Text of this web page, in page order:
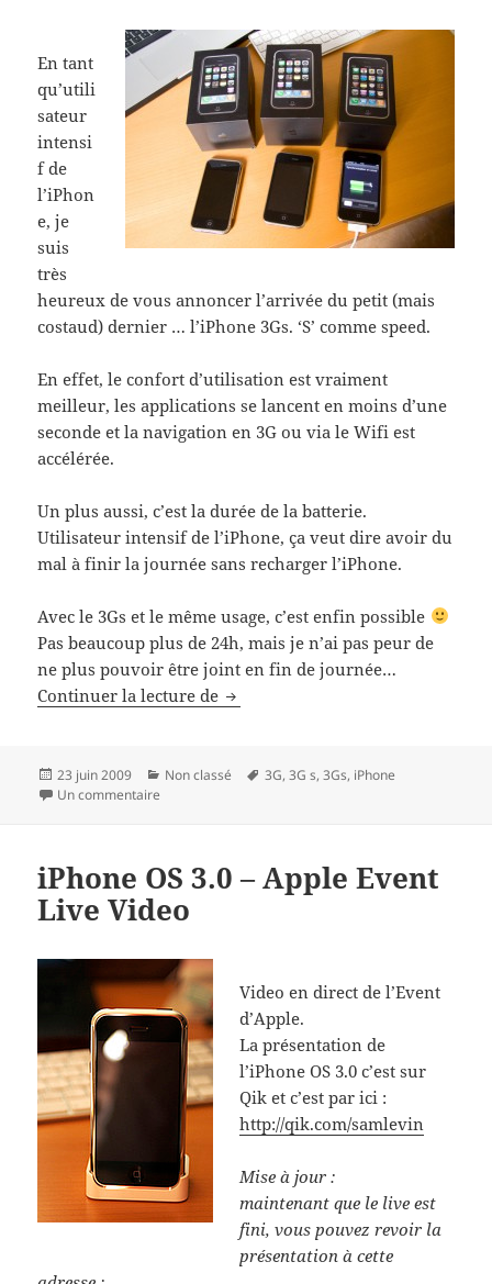
En tant
qu’utili
sateur
intensi
f de
l’iPhon
e, je
suis
très
heureux de vous annoncer l’arrivée du petit (mais
costaud) dernier … l’iPhone 3Gs. ‘S’ comme speed.
En effet, le confort d’utilisation est vraiment
meilleur, les applications se lancent en moins d’une
seconde et la navigation en 3G ou via le Wifi est
accélérée.
Un plus aussi, c’est la durée de la batterie.
Utilisateur intensif de l’iPhone, ça veut dire avoir du
mal à finir la journée sans recharger l’iPhone.
Avec le 3Gs et le même usage, c’est enfin possible
Pas beaucoup plus de 24h, mais je n’ai pas peur de
ne plus pouvoir être joint en fin de journée…
Continuer la lecture de IPhone Family, nouvel iPhone
Publié
le
23 juin 2009 Catégories
Non classé
Mots-
3G,3G s,3Gs, iPhone
Un commentaire
iPhone OS 3.0 – Apple Event
Live Video
Video en direct de l’Event
d’Apple.
La présentation de
l’iPhone OS 3.0 c’est sur
Qik et c’est par ici :
http://qik.com/samlevin
Mise à jour :
maintenant que le live est
fini, vous pouvez revoir la
présentation à cette